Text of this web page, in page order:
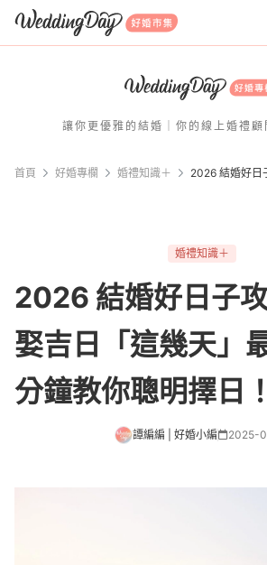
WeddingDay 好婚市
讓你更優雅的結婚｜你的線上婚禮
首頁 好婚專欄 婚禮知識＋
婚禮知識＋
2026 結婚好日子
娶吉日「這幾天」
分鐘教你聰明擇日！
譚編編 | 好婚小編 2025-